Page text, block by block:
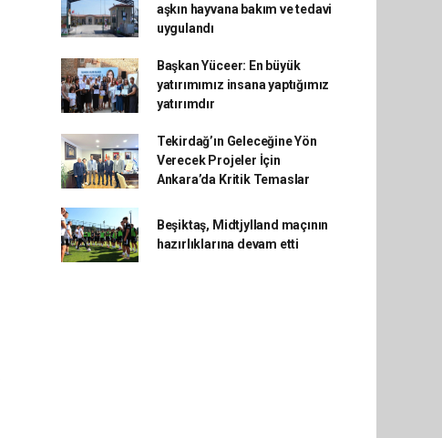
aşkın hayvana bakım ve tedavi
uygulandı
Başkan Yüceer: En büyük
yatırımımız insana yaptığımız
yatırımdır
Tekirdağ’ın Geleceğine Yön
Verecek Projeler İçin
Ankara’da Kritik Temaslar
Beşiktaş, Midtjylland maçının
hazırlıklarına devam etti